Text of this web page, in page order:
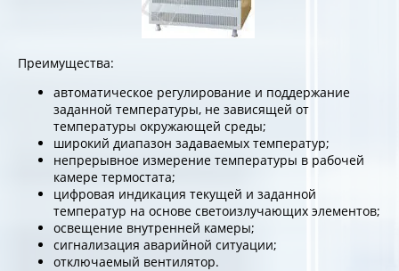
Преимущества:
автоматическое регулирование и поддержание
заданной температуры, не зависящей от
температуры окружающей среды;
широкий диапазон задаваемых температур;
непрерывное измерение температуры в рабочей
камере термостата;
цифровая индикация текущей и заданной
температур на основе светоизлучающих элементов;
освещение внутренней камеры;
сигнализация аварийной ситуации;
отключаемый вентилятор.